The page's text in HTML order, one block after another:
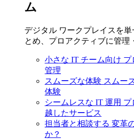
ム
デジタル ワークプレイスを
とめ、プロアクティブに管理
小さな IT チーム向け プ
管理
スムーズな体験 スムー
体験
シームレスな IT 運用 プ
越したサービス
担当者と相談する 変革
か？